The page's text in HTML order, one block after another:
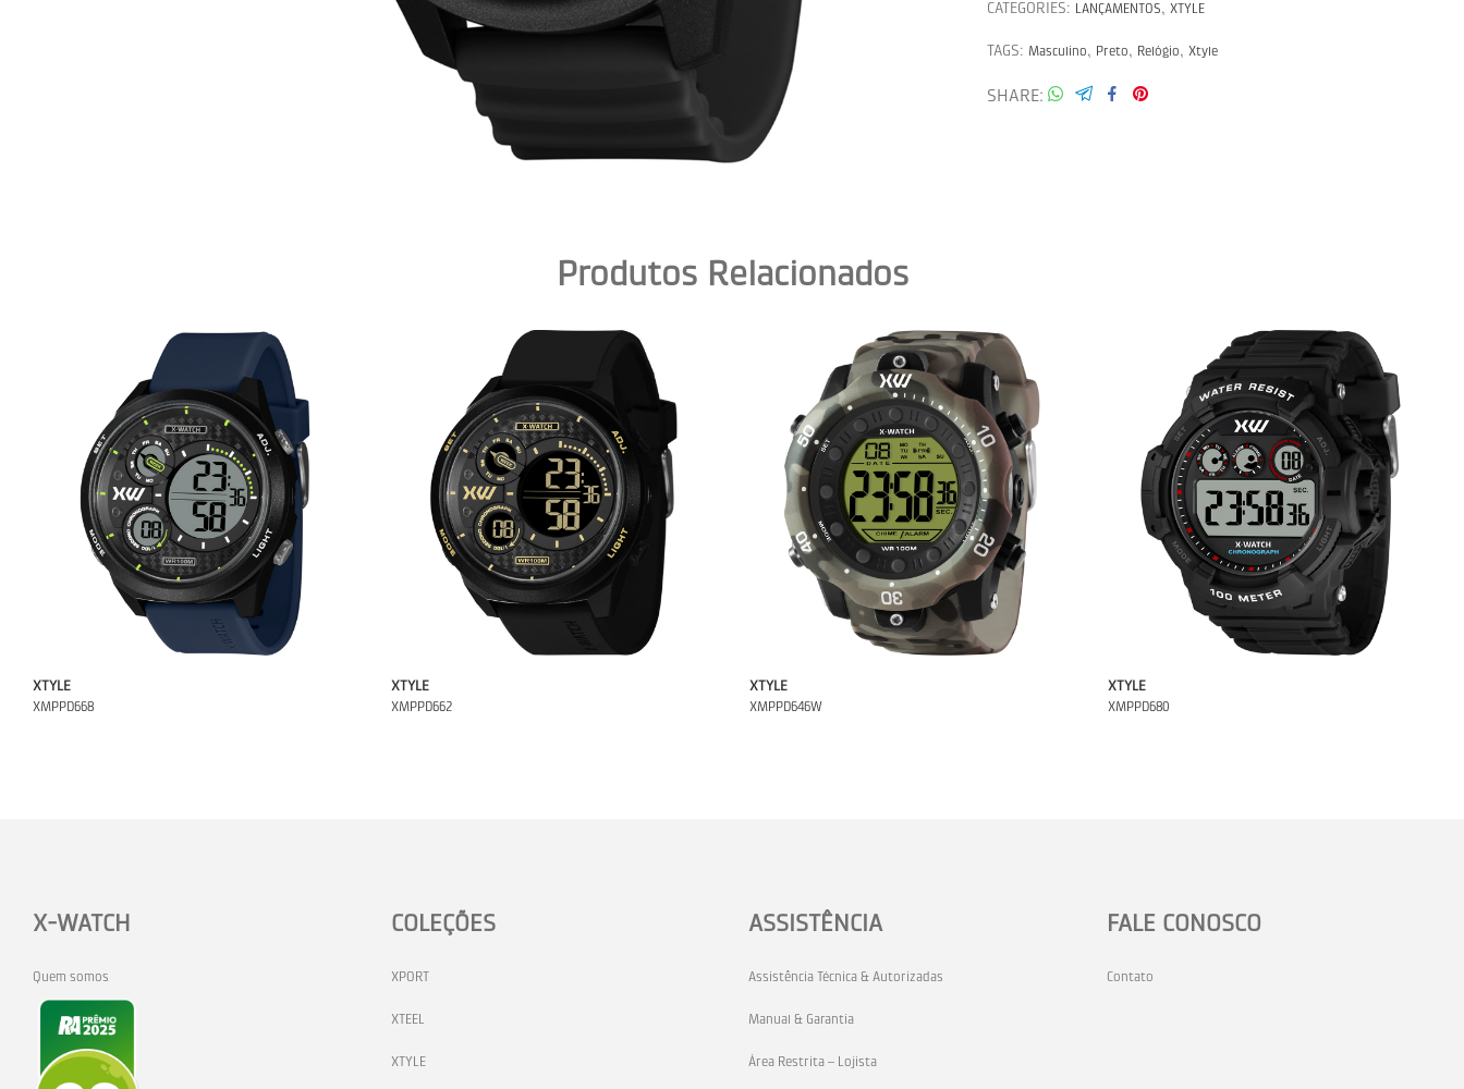
CATEGORIES: LANÇAMENTOS, XTYLE
TAGS: Masculino, Preto, Relógio, Xtyle
SHARE
Produtos Relacionados
XTYLE
XMPPD668
XTYLE
XMPPD662
XTYLE
XMPPD646W
XTYLE
XMPPD680
X-WATCH
Quem somos
COLEÇÕES
XPORT
XTEEL
XTYLE
ASSISTÊNCIA
Assistência Técnica & Autorizadas
Manual & Garantia
Área Restrita – Lojista
FALE CONOSCO
Contato